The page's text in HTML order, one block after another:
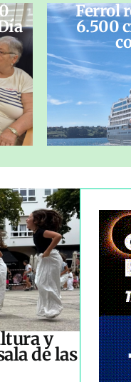
Ferrol
6.500
y
de las